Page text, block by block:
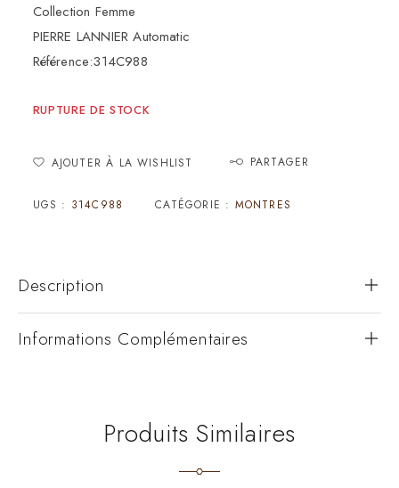
Collection Femme
PIERRE LANNIER Automatic
Référence:314C988
RUPTURE DE STOCK
AJOUTER À LA WISHLIST PARTAGER
UGS : 314C988 CATÉGORIE : MONTRES
Description
Informations Complémentaires
Produits Similaires